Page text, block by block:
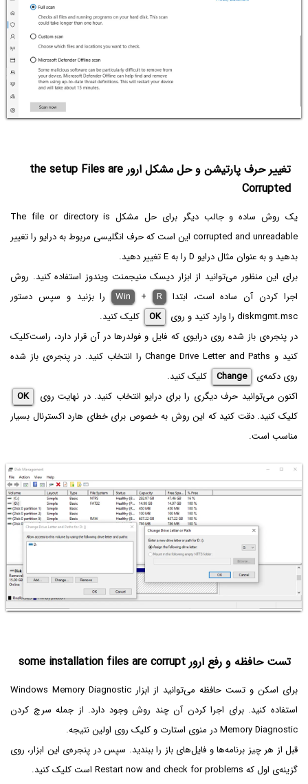
تغییر حرف پارتیشن و حل مشکل ارور the setup Files are
Corrupted
یک روش ساده و جالب دیگر برای حل مشکل The file or directory is
corrupted and unreadable این است که حرف انگلیسی مربوط به درایو را تغییر
بدهید و به عنوان مثال درایو D را به E تغییر دهید.
برای این منظور می‌توانید از ابزار دیسک منیجمنت ویندوز استفاده کنید. روش
اجرا کردن آن ساده است، ابتدا
Win + R
را بزنید و سپس دستور
diskmgmt.msc را وارد کنید و روی
OK
کلیک کنید.
در پنجره‌ی باز شده روی درایوی که فایل و فولدرها در آن قرار دارد، راست‌کلیک
کنید و Change Drive Letter and Paths را انتخاب کنید. در پنجره‌ی باز شده
روی دکمه‌ی
Change
کلیک کنید.
اکنون می‌توانید حرف دیگری را برای درایو انتخاب کنید. در نهایت روی
OK
کلیک کنید. دقت کنید که این روش به خصوص برای خطای هارد اکسترنال بسیار
مناسب است.
تست حافظه و رفع ارور some installation files are corrupt
برای اسکن و تست حافظه می‌توانید از ابزار Windows Memory Diagnostic
استفاده کنید. برای اجرا کردن آن چند روش وجود دارد. از جمله سرچ کردن
Memory Diagnostic در منوی استارت و کلیک روی اولین نتیجه.
قبل از هر چیز برنامه‌ها و فایل‌های باز را ببندید. سپس در پنجره‌ی این ابزار، روی
گزینه‌ی اول که Restart now and check for problems است کلیک کنید.